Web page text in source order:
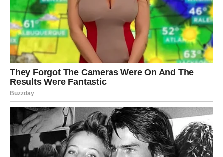
nešto važno.
Ako si u vezi, dolazi period iskrenosti. Možda će biti
razgovora o budućnosti, možda će partner pokazati jasnu
nameru da ostane, možda ćeš prvi put posle dugo
vremena osetiti sigurnost bez potrebe da se dokazuješ.
Ako si slobodan/na, postoji velika šansa za susret koji
nosi karmički ton. Možda neće biti dramatičan na prvi
pogled, ali osećaj prepoznavanja biće snažan. Neko ko
razume tvoju tišinu. Neko ko ne beži od tvoje dubine.